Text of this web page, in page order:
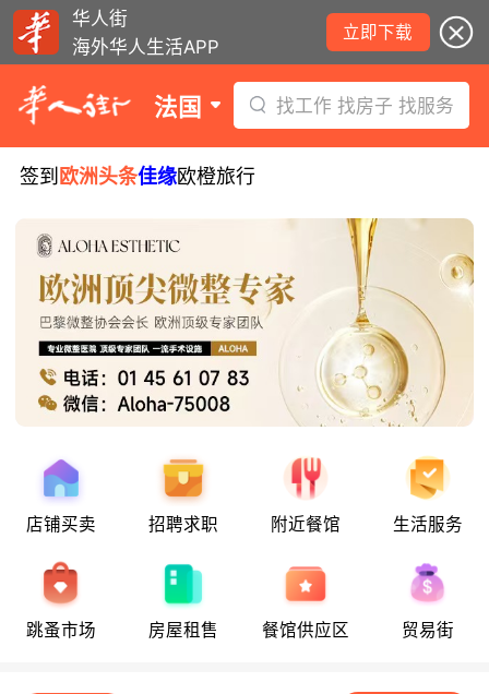
华人街
海外华人生活APP
立即下载
法国 找工作 找房子 找服务
签到 欧洲头条佳缘欧橙旅行
店铺买卖 招聘求职 附近餐馆 生活服务
跳蚤市场 房屋租售 餐馆供应区 贸易街